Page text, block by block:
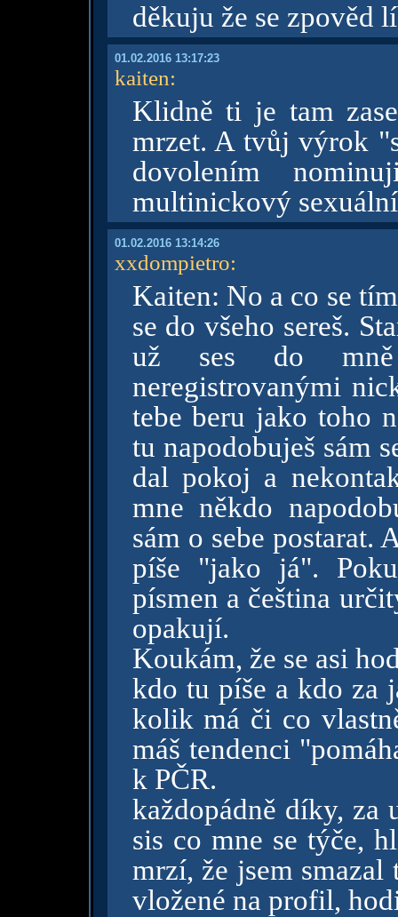
děkuju že se zpověd
01.02.2016 13:17:23
kaiten:
Klidně ti je tam
mrzet. A tvůj výrok
dovolením
multinickový
01.02.2016 13:14:26
xxdompietro:
Kaiten: No a co se
se do všeho sereš.
už ses do mně
neregistrovanými
tebe beru jako toho
tu napodobuješ sám
dal pokoj a
mne někdo
sám o sebe postarat.
píše "jako já".
písmen a čeština
opakují.
Koukám, že se asi
kdo tu píše a kdo za
kolik má či co
máš tendenci
k PČR.
každopádně díky, za
sis co mne se týče,
mrzí, že jsem smazal
vložené na profil,